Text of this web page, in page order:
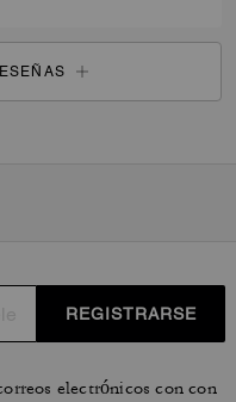
REGISTRARSE
electrónicos con con